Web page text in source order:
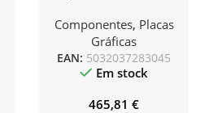
Componentes, Placas
Gráficas
EAN: 5032037283045
Em stock
465,81 €